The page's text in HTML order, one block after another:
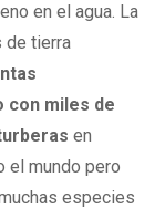
en el agua. La
de tierra
con miles de
en
el mundo pero
especies